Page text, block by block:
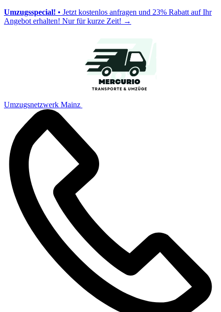
Umzugsspecial! • Jetzt kostenlos anfragen und 23% Rabatt auf Ihr
Angebot erhalten! Nur für kurze Zeit! →
Umzugsnetzwerk Mainz